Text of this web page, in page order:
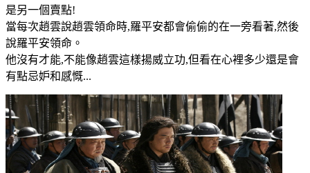
是另一個賣點!
當每次趙雲說趙雲領命時,羅平安都會偷偷的在一旁看著,然後
說羅平安領命。
他沒有才能,不能像趙雲這樣揚威立功,但看在心裡多少還是會
有點忌妒和感慨...